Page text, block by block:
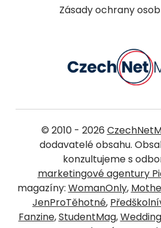
Zásady ochrany
© 2010 - 2026
dodavatelé obsahu.
konzultujeme s
marketingové agentury
magazíny: WomanOnly,
JenProTěhotné,
Fanzine,StudentMag,